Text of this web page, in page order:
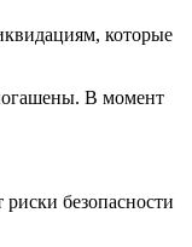
которые
В момент
безопасности